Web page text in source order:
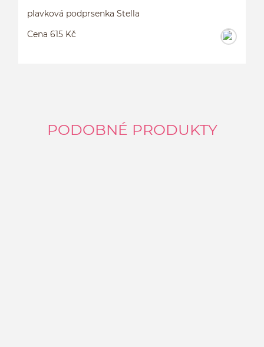
plavková podprsenka Stella
Cena 615 Kč
PODOBNÉ PRODUKTY